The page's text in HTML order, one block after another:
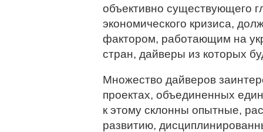
объективно существующего
экономического кризиса,
фактором, работающим на
стран, дайверы из которых
Множество дайверов
проектах, объединенных
к этому склонны опытные,
развитию,